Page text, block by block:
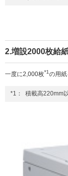
2.増設2000枚給
一度に2,000枚*1の用紙
*1： 積載高220mm